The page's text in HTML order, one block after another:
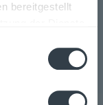
bereitgestellt
Städten,